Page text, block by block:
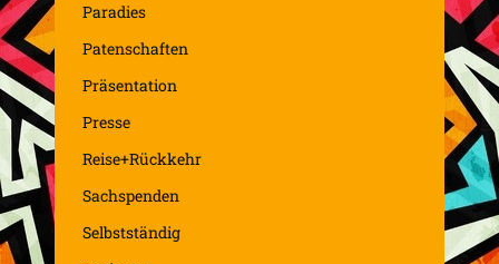
Paradies
Patenschaften
Präsentation
Presse
Reise+Rückkehr
Sachspenden
Selbstständig